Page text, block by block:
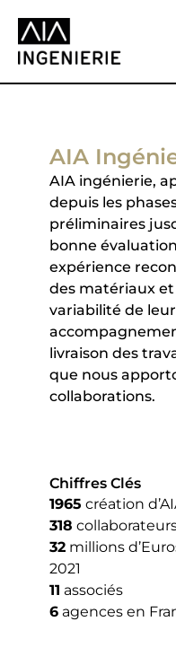
AIA
AIA ingénierie,
depuis les
préliminaires
bonne
expérience
des matériaux et
variabilité de
livraison des
que nous
collaborations.
Chiffres Clés
1965 création
318
32millions
2021
11 associés
6agences en